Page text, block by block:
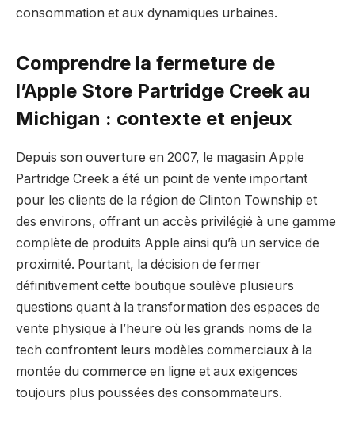
consommation et aux dynamiques urbaines.
Comprendre la fermeture de
l’Apple Store Partridge Creek au
Michigan : contexte et enjeux
Depuis son ouverture en 2007, le magasin Apple
Partridge Creek a été un point de vente important
pour les clients de la région de Clinton Township et
des environs, offrant un accès privilégié à une gamme
complète de produits Apple ainsi qu’à un service de
proximité. Pourtant, la décision de fermer
définitivement cette boutique soulève plusieurs
questions quant à la transformation des espaces de
vente physique à l’heure où les grands noms de la
tech confrontent leurs modèles commerciaux à la
montée du commerce en ligne et aux exigences
toujours plus poussées des consommateurs.